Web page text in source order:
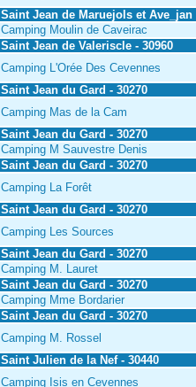
Saint Jean de Maruejols et Ave_jan
Camping Moulin de Caveirac
Saint Jean de Valeriscle - 30960
Camping L'Orée Des Cevennes
Saint Jean du Gard - 30270
Camping Mas de la Cam
Saint Jean du Gard - 30270
Camping M Sauvestre Denis
Saint Jean du Gard - 30270
Camping La Forêt
Saint Jean du Gard - 30270
Camping Les Sources
Saint Jean du Gard - 30270
Camping M. Lauret
Saint Jean du Gard - 30270
Camping Mme Bordarier
Saint Jean du Gard - 30270
Camping M. Rossel
Saint Julien de la Nef - 30440
Camping Isis en Cevennes